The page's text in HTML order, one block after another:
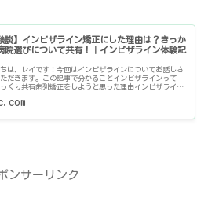
談】インビザライン矯正にした理由は？きっか
院選びについて共有！｜インビザライン体験記
は、レイです！今回はインビザラインについてお話しさ
だきます。この記事で分かることインビザラインって
くり共有歯列矯正をしようと思った理由インビザライン
に
ンサーリンク